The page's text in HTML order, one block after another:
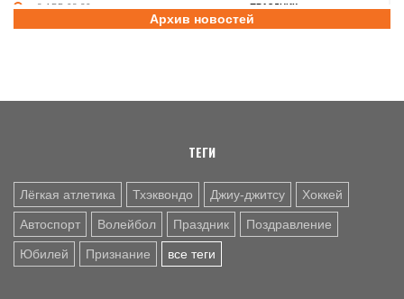
8 АВГ. 08:20 ПРАЗДНИК
Поздравление с Днем физкультурника от министра
Базовый элемент. Александру Городову - 70 лет
Архив новостей
ТЕГИ
Лёгкая атлетика Тхэквондо Джиу-джитсу Хоккей
Автоспорт Волейбол Праздник Поздравление
Юбилей Признание все теги